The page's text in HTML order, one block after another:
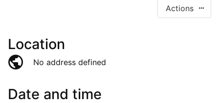
Actions
Location
No address defined
Date and time